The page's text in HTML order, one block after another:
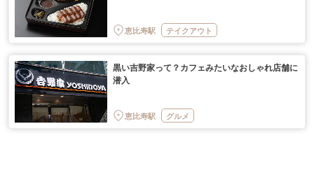
恵比寿駅 テイクアウト
黒い吉野家って？カフェみたいなおしゃれ店舗に
潜入
恵比寿駅 グルメ